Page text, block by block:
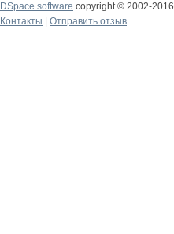
DSpace software copyright © 2002-2016
Контакты
Отправить отзыв